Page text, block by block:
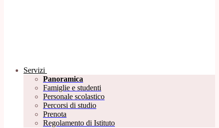
Servizi
Panoramica
Famiglie e studenti
Personale scolastico
Percorsi di studio
Prenota
Regolamento di Istituto